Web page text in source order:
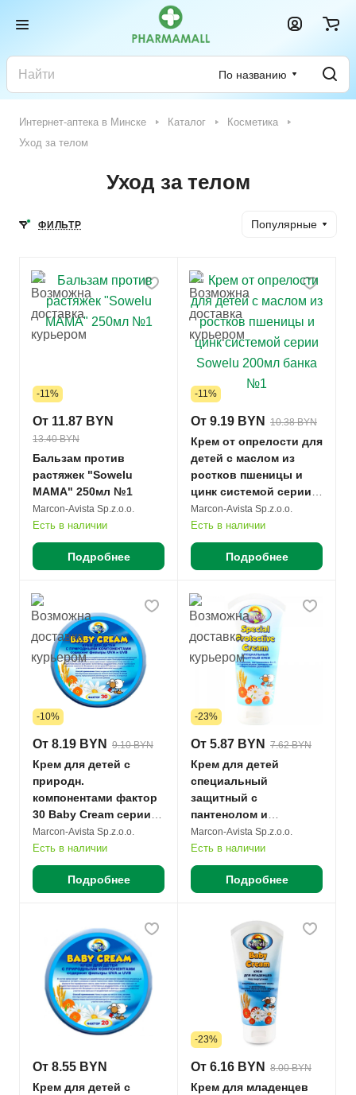
По названию
Интернет-аптека в Минске Каталог
Косметика
Уход за телом
Уход за телом
ФИЛЬТР Популярные
-11%
От 11.87 BYN
13.40 BYN
Бальзам против
растяжек "Sowelu
МАМА" 250мл №1
Marcon-Avista Sp.z.o.o.
Есть в наличии
Подробнее
-11%
От 9.19 BYN 10.38 BYN
Крем от опрелости для
детей с маслом из
ростков пшеницы и
цинк системой серии
Sowelu 200мл банка
№1
Marcon-Avista Sp.z.o.o.
Есть в наличии
Подробнее
-10%
От 8.19 BYN 9.10 BYN
Крем для детей с
природн.
компонентами фактор
30 Baby Cream серии
Sowelu 200мл банка
полимерная №1
Marcon-Avista Sp.z.o.o.
Есть в наличии
Подробнее
-23%
От 5.87 BYN 7.62 BYN
Крем для детей
специальный
защитный с
пантенолом и
витаминами А+E серии
Sowelu 85мл туба №1
Marcon-Avista Sp.z.o.o.
Есть в наличии
Подробнее
От 8.55 BYN
Крем для детей с
-23%
От 6.16 BYN 8.00 BYN
Крем для младенцев